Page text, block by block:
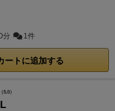
分 1件
ートに追加する
（5.0）